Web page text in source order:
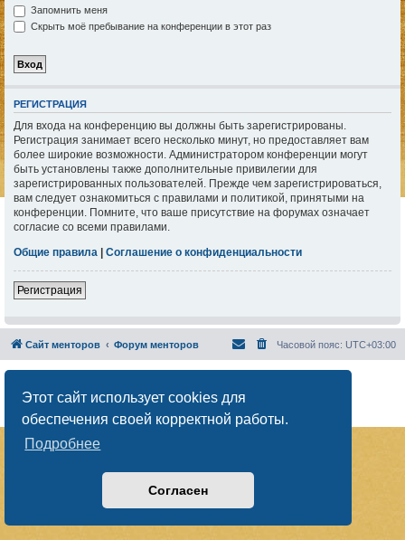
Этот сайт использует cookies для
обеспечения своей корректной работы.
Подробнее
Согласен
Запомнить меня
Скрыть моё пребывание на конференции в этот раз
РЕГИСТРАЦИЯ
Для входа на конференцию вы должны быть зарегистрированы.
Регистрация занимает всего несколько минут, но предоставляет вам
более широкие возможности. Администратором конференции могут
быть установлены также дополнительные привилегии для
зарегистрированных пользователей. Прежде чем зарегистрироваться,
вам следует ознакомиться с правилами и политикой, принятыми на
конференции. Помните, что ваше присутствие на форумах означает
согласие со всеми правилами.
Общие правила | Соглашение о конфиденциальности
Регистрация
Сайт менторов Форум менторов Часовой пояс: UTC+03:00
Русская поддержка phpBB